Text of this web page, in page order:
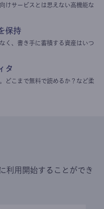
けサービスとは思えない高機能な
保持
く、書き手に蓄積する資産はいつ
タ
どこまで無料で読めるか？など柔
利用開始することができ